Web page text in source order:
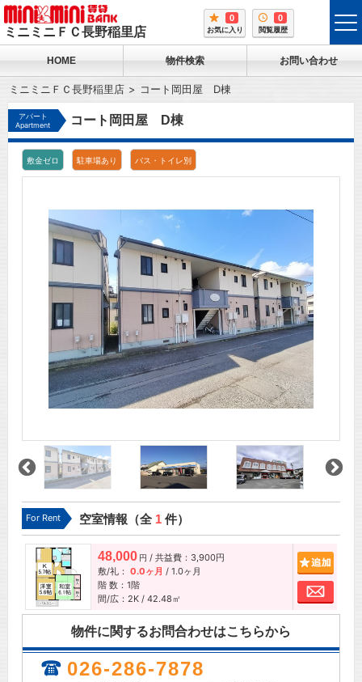
ミニミニＦＣ長野稲里店
0
お気に入り
0
閲覧履歴
HOME 物件検索 お問い合わせ
ミニミニＦＣ長野稲里店 コート岡田屋 D棟
アパート
Apartment
コート岡田屋 D棟
敷金ゼロ 駐車場あり バス・トイレ別
For Rent 空室情報（全 1件）
48,000 円 / 共益費：3,900円
敷/礼： 0.0ヶ月 / 1.0ヶ月
階 数：1階
間/広：2K / 42.48㎡
お問
物件に関するお問合わせはこちらから
026-286-7878